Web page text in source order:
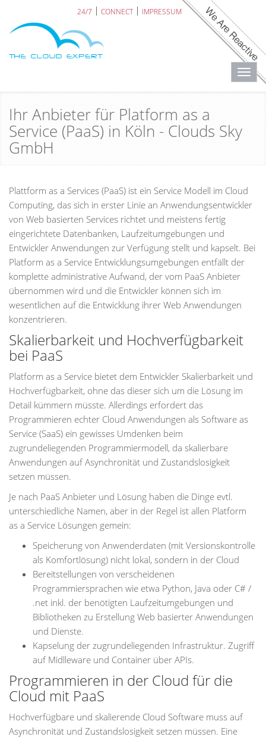
24/7 CONNECT IMPRESSUM
Ihr Anbieter für Platform as a
Service (PaaS) in Köln - Clouds Sky
GmbH
Plattform as a Services (PaaS) ist ein Service Modell im Cloud
Computing, das sich in erster Linie an Anwendungsentwickler
von Web basierten Services richtet und meistens fertig
eingerichtete Datenbanken, Laufzeitumgebungen und
Entwickler Anwendungen zur Verfügung stellt und kapselt. Bei
Platform as a Service Entwicklungsumgebungen entfällt der
komplette administrative Aufwand, der vom PaaS Anbieter
übernommen wird und die Entwickler können sich im
wesentlichen auf die Entwicklung ihrer Web Anwendungen
konzentrieren.
Skalierbarkeit und Hochverfügbarkeit
bei PaaS
Platform as a Service bietet dem Entwickler Skalierbarkeit und
Hochverfügbarkeit, ohne das dieser sich um die Lösung im
Detail kümmern müsste. Allerdings erfordert das
Programmieren echter Cloud Anwendungen als Software as
Service (SaaS) ein gewisses Umdenken beim
zugrundeliegenden Programmiermodell, da skalierbare
Anwendungen auf Asynchronität und Zustandslosigkeit
setzen müssen.
Je nach PaaS Anbieter und Lösung haben die Dinge evtl.
unterschiedliche Namen, aber in der Regel ist allen Platform
as a Service Lösungen gemein:
Speicherung von Anwenderdaten (mit Versionskontrolle
als Komfortlösung) nicht lokal, sondern in der Cloud
Bereitstellungen von verscheidenen
Programmiersprachen wie etwa Python, Java oder C# /
.net inkl. der benötigten Laufzeitumgebungen und
Bibliotheken zu Erstellung Web basierter Anwendungen
und Dienste.
Kapselung der zugrundeliegenden Infrastruktur. Zugriff
auf Midlleware und Container über APIs.
Programmieren in der Cloud für die
Cloud mit PaaS
Hochverfügbare und skalierende Cloud Software muss auf
Asynchronität und Zustandslosigkeit setzen müssen. Eine